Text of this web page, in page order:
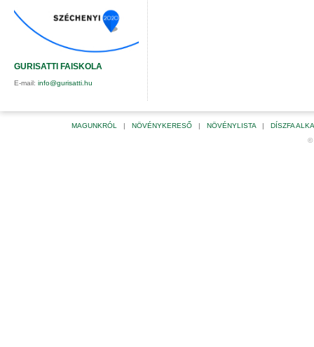
GURISATTI FAISKOLA
E-mail: info@gurisatti.hu
MAGUNKRÓL | NÖVÉNYKERESŐ | NÖVÉNYLISTA |
DÍSZFA
©